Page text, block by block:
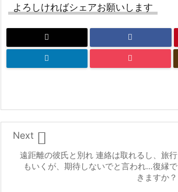
よろしければシェアお願いします
遠距離の彼氏と別れ 連絡は取れるし、旅行
もいくが、期待しないでと言われ…復縁で
きますか？

Next